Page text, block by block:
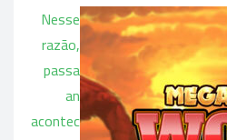
Nesse
razão,
passa
an
acontec